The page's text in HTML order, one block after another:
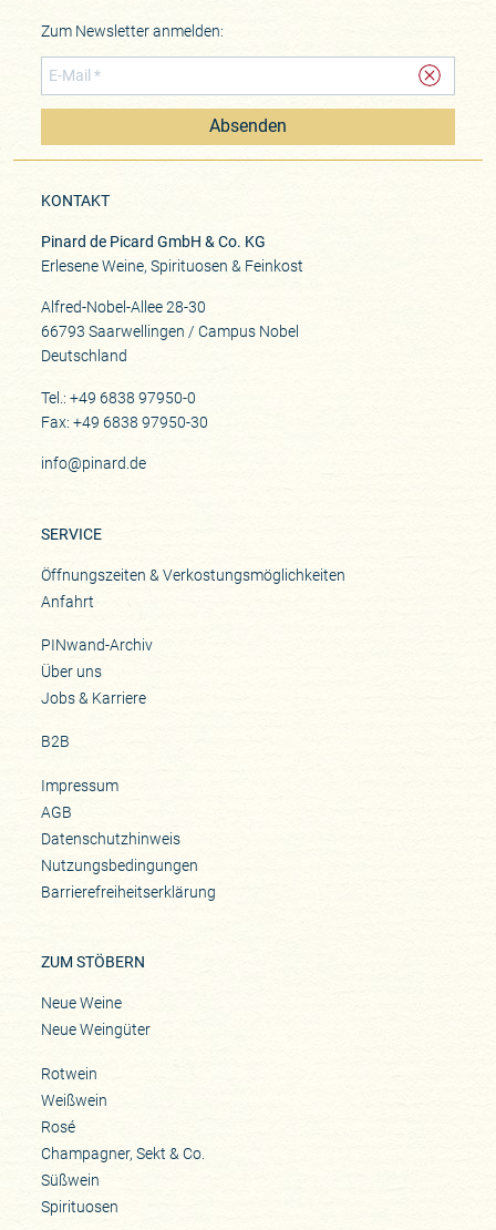
Zum Newsletter anmelden:
Absenden
KONTAKT
Pinard de Picard GmbH & Co. KG
Erlesene Weine, Spirituosen & Feinkost
Alfred-Nobel-Allee 28-30
66793 Saarwellingen / Campus Nobel
Deutschland
Tel.: +49 6838 97950-0
Fax: +49 6838 97950-30
info@pinard.de
SERVICE
Öffnungszeiten & Verkostungsmöglichkeiten
Anfahrt
PINwand-Archiv
Über uns
Jobs & Karriere
B2B
Impressum
AGB
Datenschutzhinweis
Nutzungsbedingungen
Barrierefreiheitserklärung
ZUM STÖBERN
Neue Weine
Neue Weingüter
Rotwein
Weißwein
Rosé
Champagner, Sekt & Co.
Süßwein
Spirituosen